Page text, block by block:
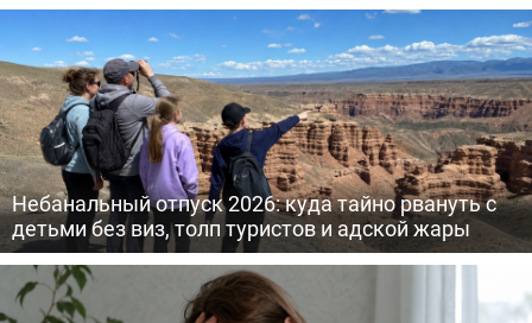
Небанальный отпуск 2026: куда тайно рвануть с
детьми без виз, толп туристов и адской жары